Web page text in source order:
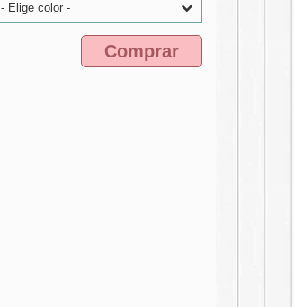
- Elige color -
Comprar